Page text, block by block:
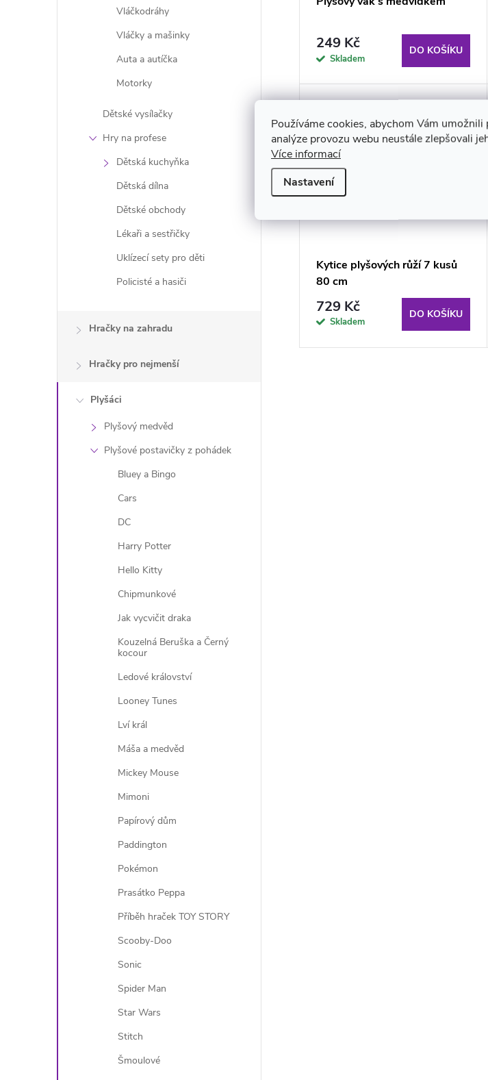
Používáme cookies, abychom Vám
analýze provozu webu neustále zlepšovali
Více informací
Nastavení
Vláčkodráhy
Vláčky a mašinky
Auta a autíčka
Motorky
Dětské vysílačky
Hry na profese
Dětská kuchyňka
Dětská dílna
Dětské obchody
Lékaři a sestřičky
Uklízecí sety pro děti
Policisté a hasiči
Hračky na zahradu
Hračky pro nejmenší
Plyšáci
Plyšový medvěd
Plyšové postavičky z pohádek
Bluey a Bingo
Cars
DC
Harry Potter
Hello Kitty
Chipmunkové
Jak vycvičit draka
Kouzelná Beruška a Černý
kocour
Ledové království
Looney Tunes
Lví král
Máša a medvěd
Mickey Mouse
Mimoni
Papírový dům
Paddington
Pokémon
Prasátko Peppa
Příběh hraček TOY STORY
Scooby-Doo
Sonic
Spider Man
Star Wars
Stitch
Šmoulové
249 Kč
Skladem
DO KOŠÍKU
Kytice plyšových růží 7 kusů
80 cm
729 Kč
Skladem
DO KOŠÍKU